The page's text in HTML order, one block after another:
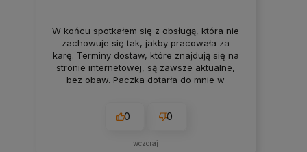
W końcu spotkałem się z obsługą, która nie
zachowuje się tak, jakby pracowała za
karę. Terminy dostaw, które znajdują się na
stronie internetowej, są zawsze aktualne,
bez obaw. Paczka dotarła do mnie w
obsługa. Warto.
0 0
wczoraj